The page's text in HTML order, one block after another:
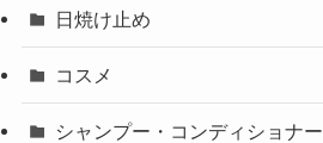
日焼け止め
コスメ
シャンプー・コンディショナー